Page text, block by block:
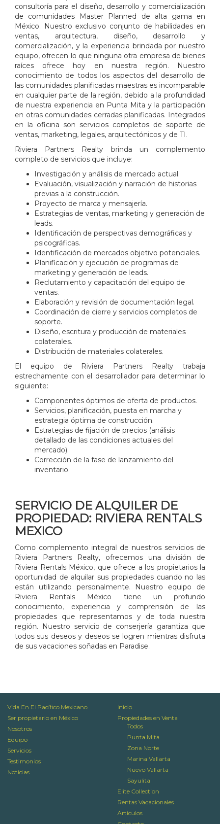
consultoría para el diseño, desarrollo y comercialización
de comunidades Master Planned de alta gama en
México. Nuestro exclusivo conjunto de habilidades en
ventas, arquitectura, diseño, desarrollo y
comercialización, y la experiencia brindada por nuestro
equipo, ofrecen lo que ninguna otra empresa de bienes
raíces ofrece hoy en nuestra región. Nuestro
conocimiento de todos los aspectos del desarrollo de
las comunidades planificadas maestras es incomparable
en cualquier parte de la región, debido a la profundidad
de nuestra experiencia en Punta Mita y la participación
en otras comunidades cerradas planificadas. Integrados
en la oficina son servicios completos de soporte de
ventas, marketing, legales, arquitectónicos y de TI.
Riviera Partners Realty brinda un complemento
completo de servicios que incluye:
Investigación y análisis de mercado actual.
Evaluación, visualización y narración de historias
previas a la construcción.
Proyecto de marca y mensajería.
Estrategias de ventas, marketing y generación de
leads.
Identificación de perspectivas demográficas y
psicográficas.
Identificación de mercados objetivo potenciales.
Planificación y ejecución de programas de
marketing y generación de leads.
Reclutamiento y capacitación del equipo de
ventas.
Elaboración y revisión de documentación legal.
Coordinación de cierre y servicios completos de
soporte.
Diseño, escritura y producción de materiales
colaterales.
Distribución de materiales colaterales.
El equipo de Riviera Partners Realty trabaja
estrechamente con el desarrollador para determinar lo
siguiente:
Componentes óptimos de oferta de productos.
Servicios, planificación, puesta en marcha y
estrategia óptima de construcción.
Estrategias de fijación de precios (análisis
detallado de las condiciones actuales del
mercado).
Corrección de la fase de lanzamiento del
inventario.
SERVICIO DE ALQUILER DE
PROPIEDAD: RIVIERA RENTALS
MEXICO
Como complemento integral de nuestros servicios de
Riviera Partners Realty, ofrecemos una división de
Riviera Rentals México, que ofrece a los propietarios la
oportunidad de alquilar sus propiedades cuando no las
están utilizando personalmente. Nuestro equipo de
Riviera Rentals México tiene un profundo
conocimiento, experiencia y comprensión de las
propiedades que representamos y de toda nuestra
región. Nuestro servicio de conserjería garantiza que
todos sus deseos y deseos se logren mientras disfruta
de sus vacaciones soñadas en Paradise.
Vida En El Pacífico Mexicano
Ser propietario en México
Nosotros
Equipo
Servicios
Testimonios
Noticias
Inicio
Propiedades en Venta
Todos
Punta Mita
Zona Norte
Marina Vallarta
Nuevo Vallarta
Sayulita
Elite Collection
Rentas Vacacionales
Articulos